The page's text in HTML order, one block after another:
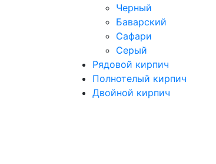
Черный
Баварский
Сафари
Серый
Рядовой кирпич
Полнотелый кирпич
Двойной кирпич